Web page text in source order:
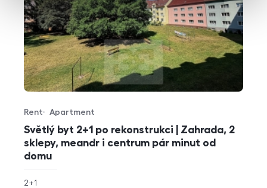
Světlý byt 2+1 po rekonstrukci | Zahrada, 2
sklepy, meandr i centrum pár minut od
domu
Offer type
Rent
Property type
Apartment
rozměry
2+1